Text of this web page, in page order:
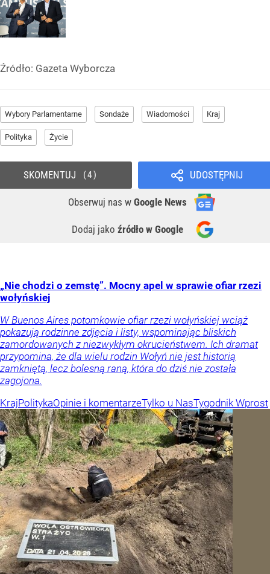
Źródło: Gazeta Wyborcza
Wybory Parlamentarne Sondaże Wiadomości Kraj
Polityka Życie
UDOSTĘPNIJ
Obserwuj nas w Google News
Dodaj jako źródło w Google
SKOMENTUJ 4
„Nie chodzi o zemstę”. Mocny apel w sprawie ofiar rzezi
wołyńskiej
W Buenos Aires potomkowie ofiar rzezi wołyńskiej wciąż
pokazują rodzinne zdjęcia i listy, wspominając bliskich
zamordowanych z niezwykłym okrucieństwem. Ich dramat
przypomina, że dla wielu rodzin Wołyń nie jest historią
zamkniętą, lecz bolesną raną, która do dziś nie została
zagojona.
KrajPolitykaOpinie i komentarzeTylko u NasTygodnik Wprost